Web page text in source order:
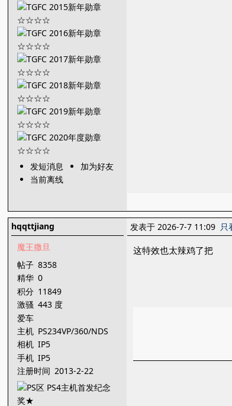
发短消息
加为好友
当前离线
hqqttjiang
魔王撒旦
帖子 8358
精华 0
积分 11849
激骚 443 度
爱车
主机 PS234VP/360/NDS
相机 IP5
手机 IP5
注册时间 2013-2-22
发表于 2026-7-7 11:09 只
这特效也太辣鸡了把